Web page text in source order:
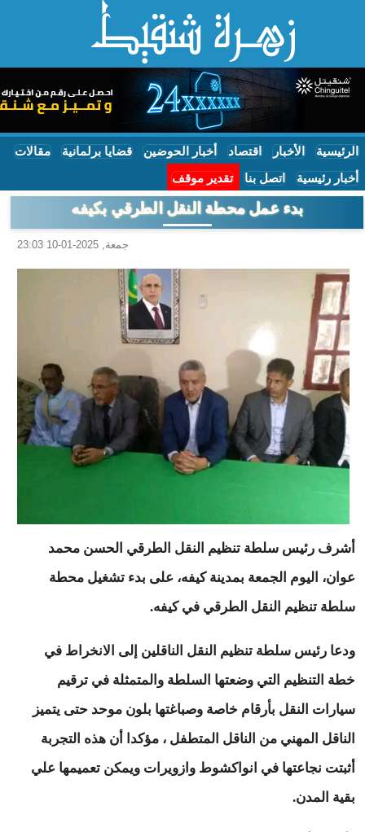
الرئيسية الأخبار اقتصاد أخبار الحوضين قضايا برلمانية مقالات
أخبار رئيسية اتصل بنا تقدير موقف
بدء عمل محطة النقل الطرقي بكيفه
جمعة, 2025-01-10 23:03
أشرف رئيس سلطة تنظيم النقل الطرقي الحسن محمد
عوان، اليوم الجمعة بمدينة كيفه، على بدء تشغيل محطة
سلطة تنظيم النقل الطرقي في كيفه.
ودعا رئيس سلطة تنظيم النقل الناقلين إلى الانخراط في
خطة التنظيم التي وضعتها السلطة والمتمثلة في ترقيم
سيارات النقل بأرقام خاصة وصباغتها بلون موحد حتى يتميز
الناقل المهني من الناقل المتطفل ، مؤكدا أن هذه التجربة
أثبتت نجاعتها في انواكشوط وازويرات ويمكن تعميمها علي
بقية المدن.